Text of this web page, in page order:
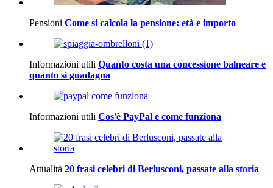
Pensioni Come si calcola la pensione: età e importo
Informazioni utili Quanto costa una concessione balneare e
quanto si guadagna
Informazioni utili Cos'è PayPal e come funziona
Attualità 20 frasi celebri di Berlusconi, passate alla storia